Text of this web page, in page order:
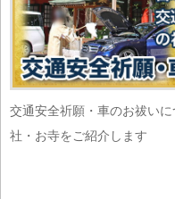
交通安全祈願・車のお祓い
社・お寺をご紹介します